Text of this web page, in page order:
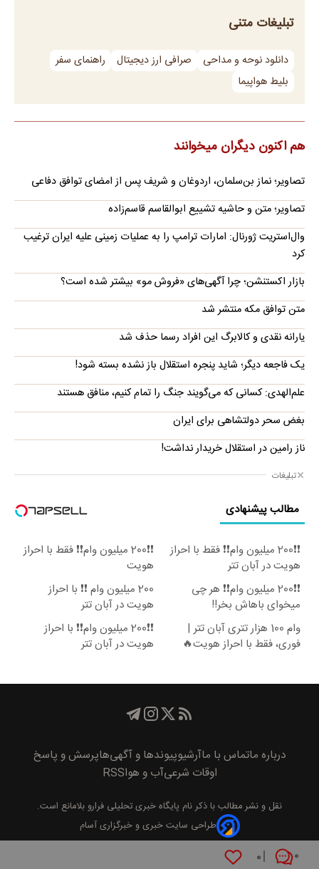
۰ ۰
تبلیغات متنی
دانلود نوحه و مداحی صرافی ارز دیجیتال
راهنمای سفر
بلیط هواپیما
هم اکنون دیگران میخوانند
تصاویر؛ نماز بن‌سلمان، اردوغان و شریف پس از امضای توافق دفاعی
تصاویر؛ متن و حاشیه تشییع ابوالقاسم قاسم‌زاده
وال‌استریت ژورنال: امارات ترامپ را به عملیات زمینی علیه ایران ترغیب
کرد
بازار اکستنشن؛ چرا آگهی‌های «فروش مو» بیشتر شده است؟
متن توافق مکه منتشر شد
یارانه نقدی و کالابرگ این افراد رسما حذف شد
یک فاجعه دیگر؛ شاید پنجره استقلال باز نشده بسته شود!
علم‌الهدی: کسانی که می‌گویند جنگ را تمام کنیم، منافق هستند
بغض سحر دولتشاهی برای ایران
ناز رامین در استقلال خریدار نداشت!
تبلیغات
مطالب پیشنهادی
❗❗200 میلیون وام❗❗ فقط با احراز
هویت در آبان تتر
❗❗200 میلیون وام❗❗ فقط با احراز
هویت
❗❗200 میلیون وام❗❗ هر چی
میخوای باهاش بخر!!
200 میلیون وام ❗❗ با احراز
هویت در آبان تتر
وام 100 هزار تتری آبان تتر |
فوری، فقط با احراز هویت🔥
❗❗200 میلیون وام❗❗ با احراز
هویت در آبان تتر
درباره ماتماس با ماآرشیوپیوند‌ها و آگهی‌هاپرسش و پاسخ
اوقات شرعیآب و هواRSS
نقل و نشر مطالب با ذکر نام پايگاه خبری تحليلی فرارو بلامانع است.
طراحی سایت خبری و خبرگزاری آسام